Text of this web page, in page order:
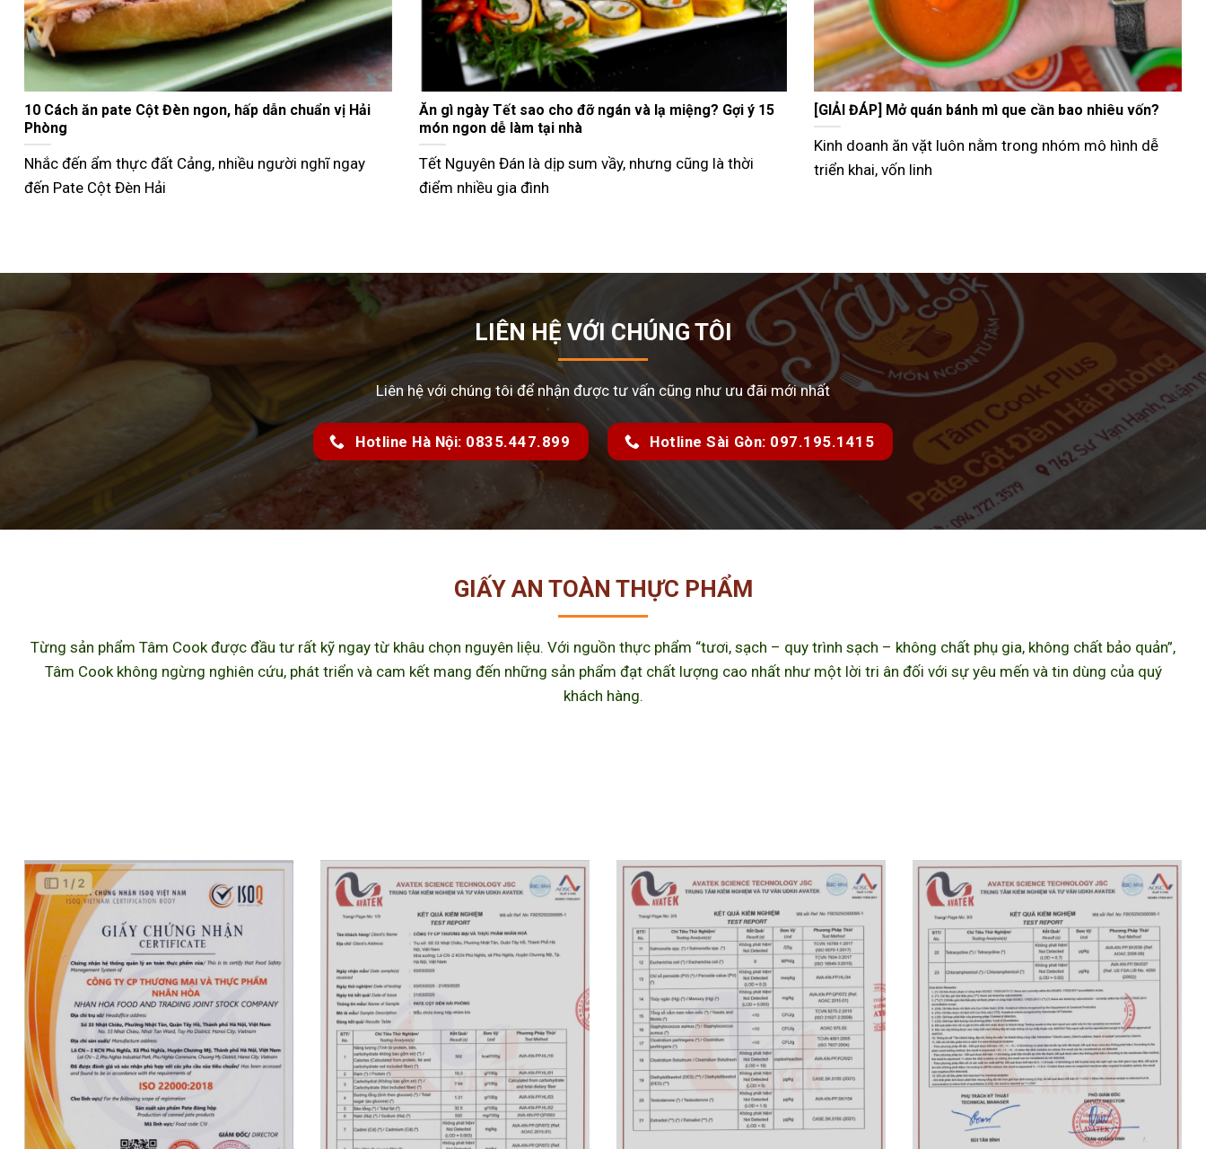
Nướng bánh mì que bằng nồi chiên không dầu giòn
ngon như ngoài tiệm
Không phải ai cũng biết cách nướng bánh mì que bằng
nồi chiên không dầu
Gợi ý các món đãi khách ngày Tết đầy đủ 3 miền
Tết Nguyên Đán không chỉ là dịp đoàn viên mà còn là
thời điểm các
Tư vấn bán bánh mì que vỉa hè từ A–Z hiệu quả nhất
Hiện nay, nhiều người lựa chọn mô hình bán bánh mì
que vỉa hè như
LIÊN HỆ VỚI CHÚNG TÔI
Liên hệ với chúng tôi để nhận được tư vấn cũng như ưu đãi mới nhất
Hotline Hà Nội: 0835.447.899 Hotline Sài Gòn: 097.195.1415
GIẤY AN TOÀN THỰC PHẨM
Từng sản phẩm Tâm Cook được đầu tư rất kỹ ngay từ khâu chọn nguyên liệu. Với nguồn thực phẩm “tươi, sạch – quy trình sạch – không chất phụ gia, không chất bảo quản”,
Tâm Cook không ngừng nghiên cứu, phát triển và cam kết mang đến những sản phẩm đạt chất lượng cao nhất như một lời tri ân đối với sự yêu mến và tin dùng của quý
khách hàng.